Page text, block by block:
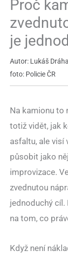
Proč
je
Autor: Lukáš
foto: Policie ČR
Na kamionu to
totiž vidět, jak
asfaltu, ale visí
působit jako
improvizace.
zvednutou
jednoduchý cíl.
na tom, co
Když není